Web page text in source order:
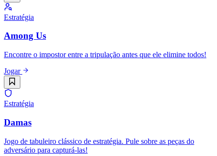
Estratégia
Among Us
Encontre o impostor entre a tripulação antes que ele elimine todos!
Jogar
Estratégia
Damas
Jogo de tabuleiro clássico de estratégia. Pule sobre as peças do
adversário para capturá-las!